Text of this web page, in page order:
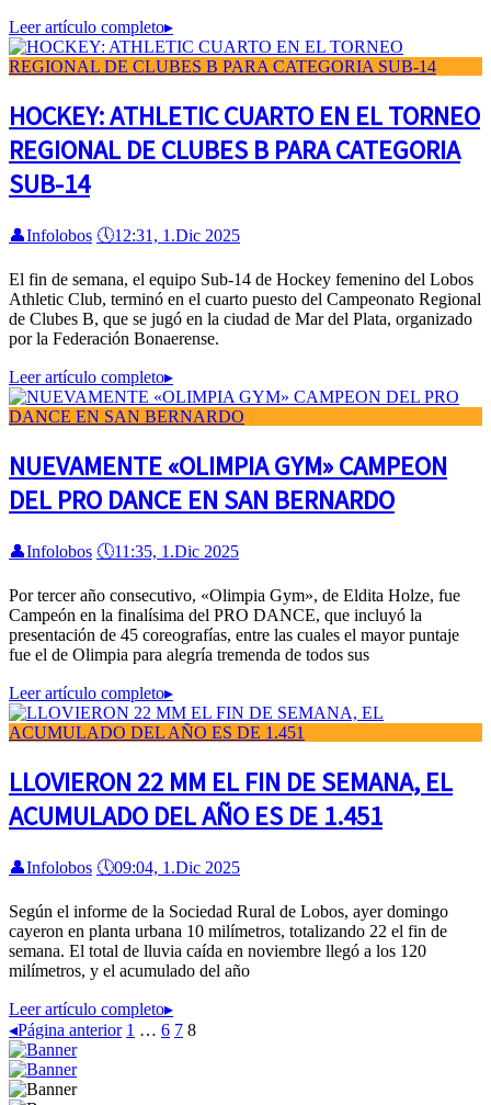
Leer artículo completo▸
HOCKEY: ATHLETIC CUARTO EN EL TORNEO
REGIONAL DE CLUBES B PARA CATEGORIA
SUB-14
👤Infolobos 🕔12:31, 1.Dic 2025
El fin de semana, el equipo Sub-14 de Hockey femenino del Lobos
Athletic Club, terminó en el cuarto puesto del Campeonato Regional
de Clubes B, que se jugó en la ciudad de Mar del Plata, organizado
por la Federación Bonaerense.
Leer artículo completo▸
NUEVAMENTE «OLIMPIA GYM» CAMPEON
DEL PRO DANCE EN SAN BERNARDO
👤Infolobos 🕔11:35, 1.Dic 2025
Por tercer año consecutivo, «Olimpia Gym», de Eldita Holze, fue
Campeón en la finalísima del PRO DANCE, que incluyó la
presentación de 45 coreografías, entre las cuales el mayor puntaje
fue el de Olimpia para alegría tremenda de todos sus
Leer artículo completo▸
LLOVIERON 22 MM EL FIN DE SEMANA, EL
ACUMULADO DEL AÑO ES DE 1.451
👤Infolobos 🕔09:04, 1.Dic 2025
Según el informe de la Sociedad Rural de Lobos, ayer domingo
cayeron en planta urbana 10 milímetros, totalizando 22 el fin de
semana. El total de lluvia caída en noviembre llegó a los 120
milímetros, y el acumulado del año
Leer artículo completo▸
◂Página anterior 1 … 6 7 8